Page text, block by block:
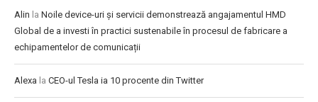
Alin la Noile device-uri și servicii demonstrează angajamentul HMD
Global de a investi în practici sustenabile în procesul de fabricare a
echipamentelor de comunicații
Alexa la CEO-ul Tesla ia 10 procente din Twitter